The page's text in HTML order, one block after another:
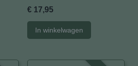
€ 17,95
In winkelwagen